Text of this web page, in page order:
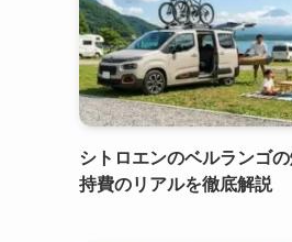
シトロエンのベルランゴ
持費のリアルを徹底解説